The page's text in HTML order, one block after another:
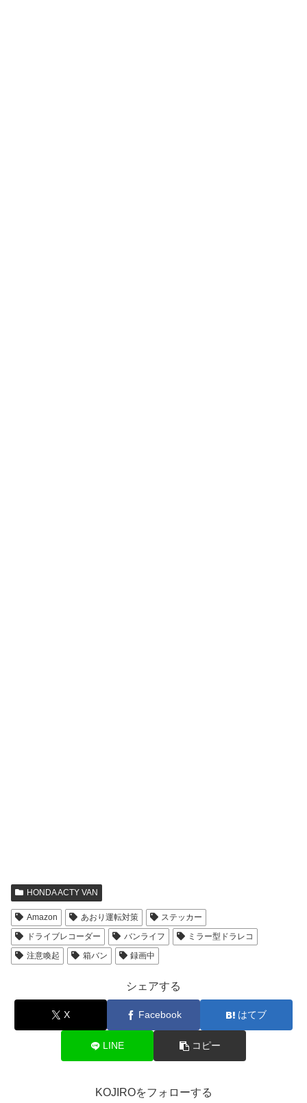
HONDA ACTY VAN
Amazon あおり運転対策
ステッカー
ドライブレコーダー
バンライフ
ミラー型ドラレコ
注意喚起
箱バン 録画中
シェアする
X Facebook はてブ
LINE コピー
KOJIROをフォローする